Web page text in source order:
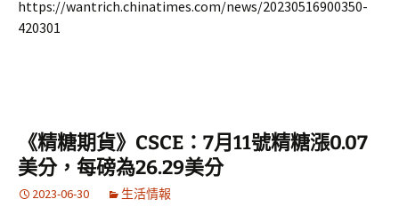
https://wantrich.chinatimes.com/news/20230516900350-
420301
《精糖期貨》CSCE：7月11號精糖漲0.07
美分，每磅為26.29美分
2023-06-30 生活情報